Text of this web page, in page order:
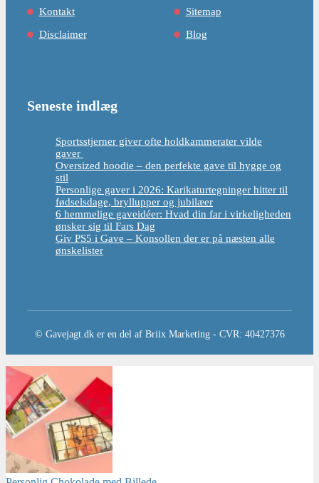
Kontakt
Disclaimer
Sitemap
Blog
Seneste indlæg
Sportsstjerner giver ofte holdkammerater vilde
gaver
Oversized hoodie – den perfekte gave til hygge og
stil
Personlige gaver i 2026: Karikaturtegninger hitter til
fødselsdage, bryllupper og jubilæer
6 hemmelige gaveidéer: Hvad din far i virkeligheden
ønsker sig til Fars Dag
Giv PS5 i Gave – Konsollen der er på næsten alle
ønskelister
© Gavejagt.dk er en del af Briix Marketing - CVR: 40427376